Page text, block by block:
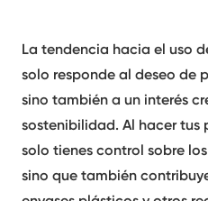
La tendencia hacia el uso
solo responde al deseo de
sino también a un interés
sostenibilidad. Al hacer tus
solo tienes control sobre
sino que también